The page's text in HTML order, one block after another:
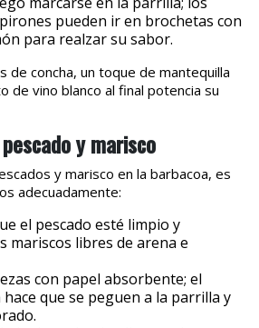
pueden ir en brochetas con
para realzar su sabor.
de concha, un toque de mantequilla
de vino blanco al final potencia su
y marisco
y marisco en la barbacoa, es
adecuadamente:
el pescado esté limpio y
mariscos libres de arena e
con papel absorbente; el
hace que se peguen a la parrilla y